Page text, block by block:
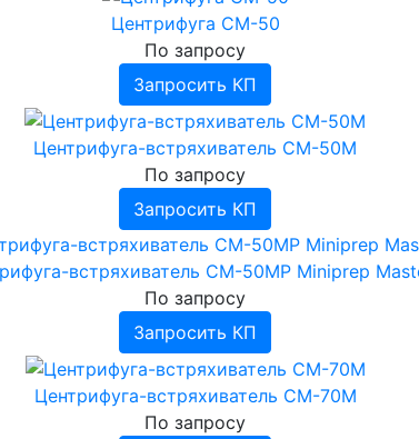
Центрифуга СМ-50
По запросу
Запросить КП
Центрифуга-встряхиватель СМ-50М
По запросу
Запросить КП
встряхиватель СМ-50МР Miniprep
По запросу
Запросить КП
Центрифуга-встряхиватель СМ-70М
По запросу